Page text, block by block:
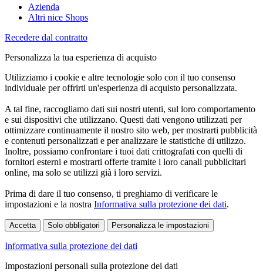
Azienda
Altri nice Shops
Recedere dal contratto
Personalizza la tua esperienza di acquisto
Utilizziamo i cookie e altre tecnologie solo con il tuo consenso
individuale per offrirti un'esperienza di acquisto personalizzata.
A tal fine, raccogliamo dati sui nostri utenti, sul loro comportamento
e sui dispositivi che utilizzano. Questi dati vengono utilizzati per
ottimizzare continuamente il nostro sito web, per mostrarti pubblicità
e contenuti personalizzati e per analizzare le statistiche di utilizzo.
Inoltre, possiamo confrontare i tuoi dati crittografati con quelli di
fornitori esterni e mostrarti offerte tramite i loro canali pubblicitari
online, ma solo se utilizzi già i loro servizi.
Prima di dare il tuo consenso, ti preghiamo di verificare le
impostazioni e la nostra Informativa sulla protezione dei dati.
Accetta Solo obbligatori Personalizza le impostazioni
Informativa sulla protezione dei dati
Impostazioni personali sulla protezione dei dati